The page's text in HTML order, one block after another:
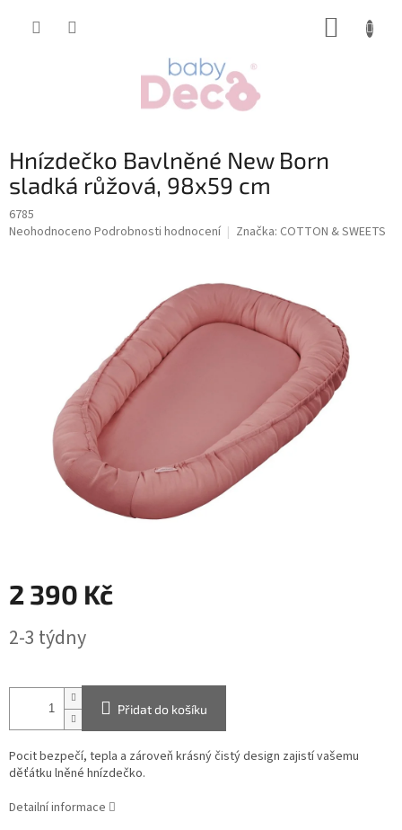
Hnízdečko Bavlněné New Born
sladká růžová, 98x59 cm
6785
Průměrné
Neohodnoceno Podrobnosti hodnocení Značka: COTTON & SWEETS
2 390 Kč
cena:
2-3 týdny
Přidat do košíku
Pocit bezpečí, tepla a zároveň krásný čistý design zajistí vašemu
děťátku lněné hnízdečko.
Detailní informace